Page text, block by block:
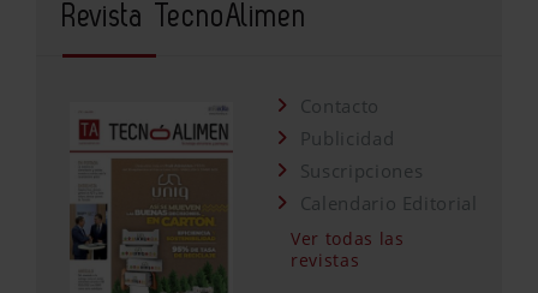
Revista TecnoAlimen
Contacto
Publicidad
Suscripciones
Calendario Editorial
Ver todas las
revistas